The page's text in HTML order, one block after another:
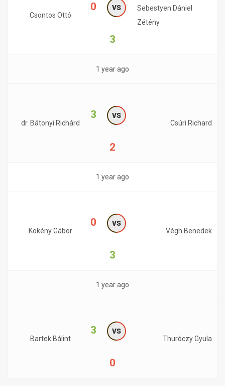
Csontos Ottó
0 vs
3
Sebestyen Dániel
Zétény
1 year ago
dr. Bátonyi Richárd
3 vs
2
Csúri Richard
1 year ago
Kökény Gábor
0 vs
3
Végh Benedek
1 year ago
Bartek Bálint
3 vs
0
Thuróczy Gyula